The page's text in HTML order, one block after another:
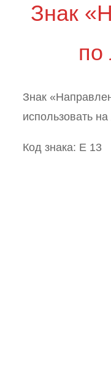
Знак
по
Знак
использовать
Код знака: E 13